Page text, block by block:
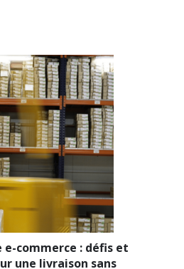
e-commerce : défis et
une livraison sans